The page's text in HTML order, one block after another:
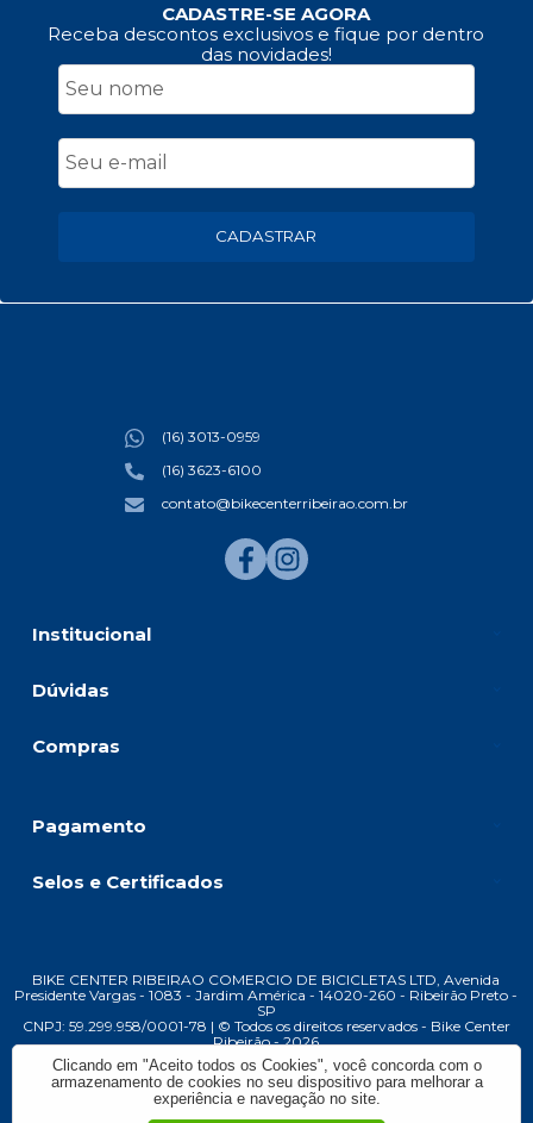
CADASTRE-SE AGORA
Receba descontos exclusivos e fique por dentro
das novidades!
CADASTRAR
Institucional
Dúvidas
Compras
(16) 3013-0959
(16) 3623-6100
contato@bikecenterribeirao.com.br
Pagamento
Selos e Certificados
BIKE CENTER RIBEIRAO COMERCIO DE BICICLETAS LTD, Avenida
Presidente Vargas - 1083 - Jardim América - 14020-260 - Ribeirão Preto -
SP
CNPJ: 59.299.958/0001-78 | © Todos os direitos reservados - Bike Center
Ribeirão - 2026
Clicando em "Aceito todos os Cookies", você concorda com o
armazenamento de cookies no seu dispositivo para melhorar a
experiência e navegação no site.